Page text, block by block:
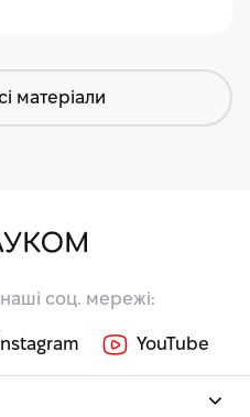
матеріали
наші соц. мережі:
YouTube